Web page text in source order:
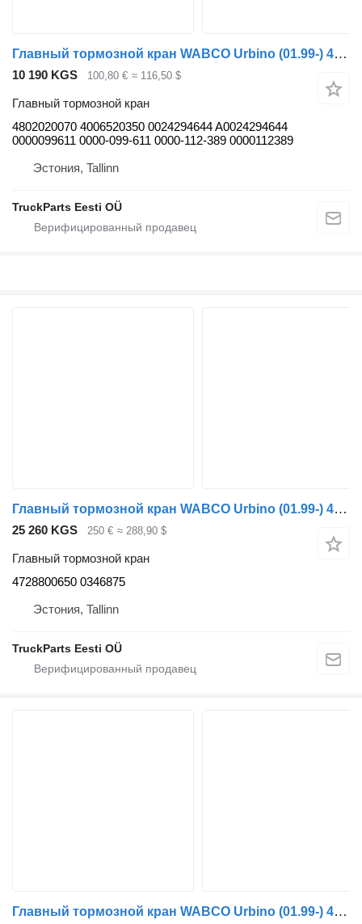
Главный тормозной кран WABCO Urbino (01.99-) 4802020070 для автобуса Solaris Urbino, Alpino, Vacanza (1999-)
10 190 KGS 100,80 € ≈ 116,50 $
Главный тормозной кран
4802020070 4006520350 0024294644 A0024294644
0000099611 0000-099-611 0000-112-389 0000112389
Эстония, Tallinn
TruckParts Eesti OÜ
Главный тормозной кран WABCO Urbino (01.99-) 4728800650 для автобуса Solaris Urbino, Alpino, Vacanza (1999-)
25 260 KGS 250 € ≈ 288,90 $
Главный тормозной кран
4728800650 0346875
Эстония, Tallinn
TruckParts Eesti OÜ
Главный тормозной кран WABCO Urbino (01.99-) 4728800650 для автобуса Solaris Urbino, Alpino, Vacanza (1999-)